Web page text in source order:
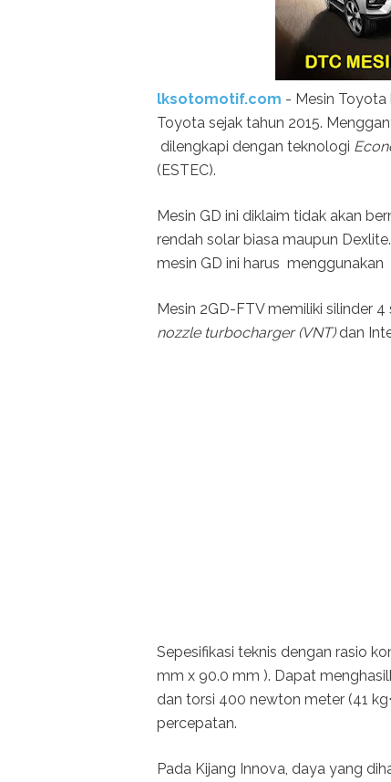
lksotomotif.com - Mesin Toyota
Toyota sejak tahun 2015.
dilengkapi dengan teknologi
(ESTEC).
Mesin GD ini diklaim tidak akan
rendah solar biasa maupun
mesin GD ini harus menggunakan
Mesin 2GD-FTV memiliki silinder
nozzle turbocharger (VNT)dan
Sepesifikasi teknis dengan rasio
mm x 90.0 mm ). Dapat
dan torsi 400 newton meter (41
percepatan.
Pada Kijang Innova, daya yang